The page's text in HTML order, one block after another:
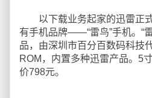
以下载业务起家的迅雷正式
有手机品牌——“雷鸟”手机。“
品，由深圳市百分百数码科技
ROM，内置多种迅雷产品。5
价798元。